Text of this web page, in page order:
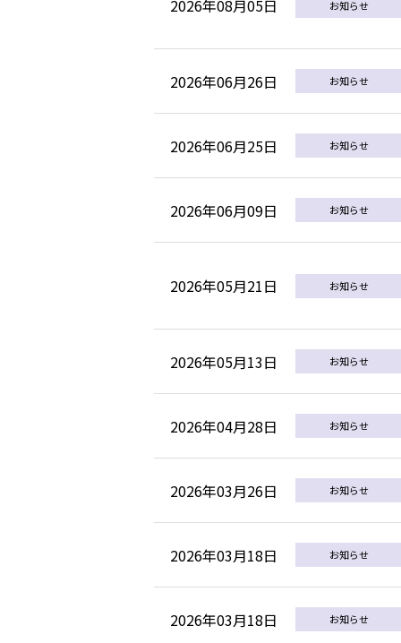
2026年08月05日 お知らせ
2026年06月26日 お知らせ
2026年06月25日 お知らせ
2026年06月09日 お知らせ
2026年05月21日 お知らせ
2026年05月13日 お知らせ
2026年04月28日 お知らせ
2026年03月26日 お知らせ
2026年03月18日 お知らせ
2026年03月18日 お知らせ